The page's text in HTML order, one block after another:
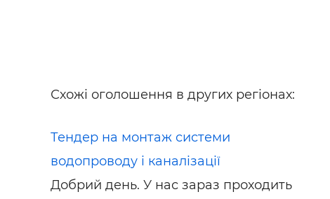
Схожі оголошення в других регіонах:
Тендер на монтаж системи
водопроводу і каналізації
Добрий день. У нас зараз проходить